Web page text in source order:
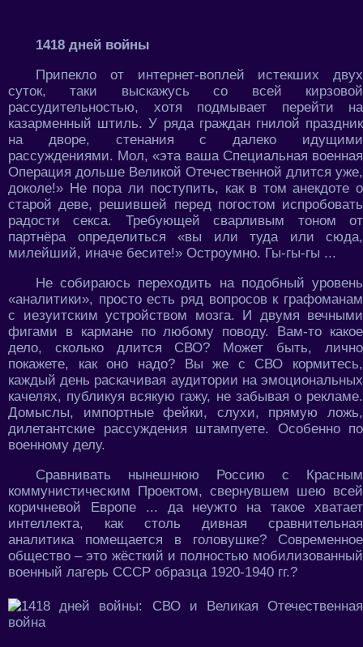
1418 дней войны
Припекло от интернет-воплей истекших двух
суток, таки выскажусь со всей кирзовой
рассудительностью, хотя подмывает перейти на
казарменный штиль. У ряда граждан гнилой праздник
на дворе, стенания с далеко идущими
рассуждениями. Мол, «эта ваша Специальная военная
Операция дольше Великой Отечественной длится уже,
доколе!» Не пора ли поступить, как в том анекдоте о
старой деве, решившей перед погостом испробовать
радости секса. Требующей сварливым тоном от
партнёра определиться «вы или туда или сюда,
милейший, иначе бесите!» Остроумно. Гы-гы-гы ...
Не собираюсь переходить на подобный уровень
«аналитики», просто есть ряд вопросов к графоманам
с иезуитским устройством мозга. И двумя вечными
фигами в кармане по любому поводу. Вам-то какое
дело, сколько длится СВО? Может быть, лично
покажете, как оно надо? Вы же с СВО кормитесь,
каждый день раскачивая аудитории на эмоциональных
качелях, публикуя всякую гажу, не забывая о рекламе.
Домыслы, импортные фейки, слухи, прямую ложь,
дилетантские рассуждения штампуете. Особенно по
военному делу.
Сравнивать нынешнюю Россию с Красным
коммунистическим Проектом, свернувшем шею всей
коричневой Европе ... да неужто на такое хватает
интеллекта, как столь дивная сравнительная
аналитика помещается в головушке? Современное
общество – это жёсткий и полностью мобилизованный
военный лагерь СССР образца 1920-1940 гг.?